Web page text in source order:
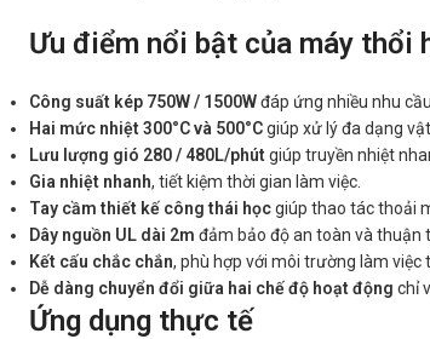
Ưu điểm nổi bật của máy thổi
Công suất kép 750W / 1500Wđáp ứng nhiều nhu
Hai mức nhiệt 300°C và 500°Cgiúp xử lý đa dạng vật
Lưu lượng gió 280 / 480L/phút giúp truyền nhiệt
Gia nhiệt nhanh, tiết kiệm thời gian làm việc.
Tay cầm thiết kế công thái họcgiúp thao tác thoải
Dây nguồn UL dài 2m đảm bảo độ an toàn và thuận
Kết cấu chắc chắn, phù hợp với môi trường làm việc
Dễ dàng chuyển đổi giữa hai chế độ hoạt động chỉ
Ứng dụng thực tế